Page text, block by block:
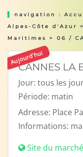
navigation :
Alpes-Côte d'Azur
Maritimes
> 06 /
Aujourd'hui
CANNES LA
Jour: tous les
Période: matin
Adresse: Place
Informations:
Site du marché